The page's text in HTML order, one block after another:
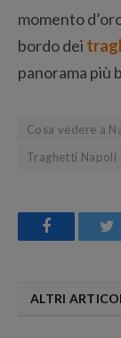
momento
bordo dei
panorama più
Cosa vedere a
Traghetti Napoli
Facebook
ALTRI